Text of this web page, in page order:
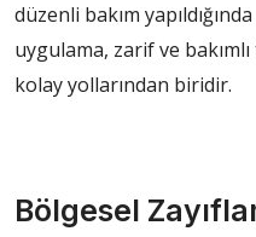
düzenli bakım
uygulama, zarif ve
kolay yollarından biridir.
Bölgesel